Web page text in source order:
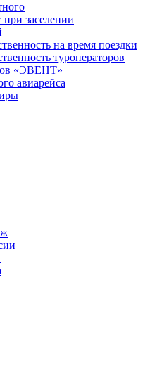
заселении
на время поездки
туроператоров
«ЭВЕНТ»
авиарейса